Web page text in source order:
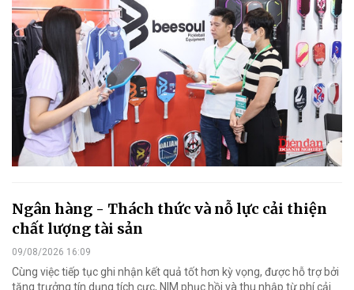
Ngân hàng - Thách thức và nỗ lực cải thiện
chất lượng tài sản
09/08/2026 16:09
Cùng việc tiếp tục ghi nhận kết quả tốt hơn kỳ vọng, được hỗ trợ bởi
tăng trưởng tín dụng tích cực, NIM phục hồi và thu nhập từ phí cải